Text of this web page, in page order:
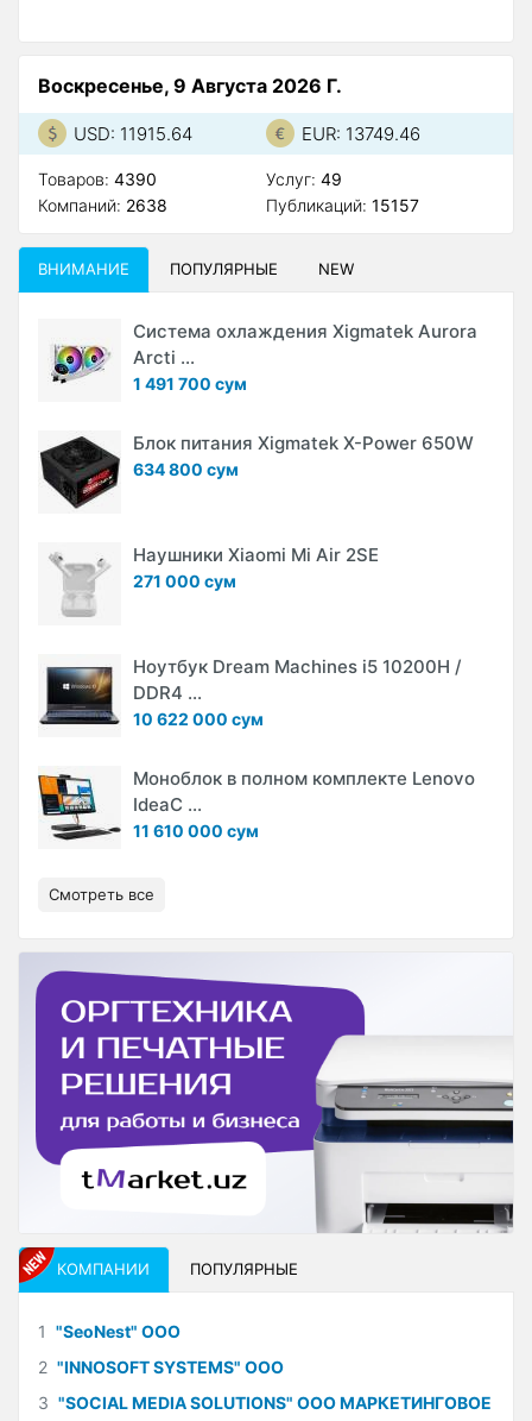
Воскресенье, 9 Августа 2026 Г.
USD: 11915.64 EUR: 13749.46
Товаров: 4390
Компаний: 2638
Услуг: 49
Публикаций: 15157
ВНИМАНИЕ ПОПУЛЯРНЫЕ NEW
Система охлаждения Xigmatek Aurora
Arcti ...
1 491 700 сум
Блок питания Xigmatek X-Power 650W
634 800 сум
Наушники Xiaomi Mi Air 2SE
271 000 сум
Ноутбук Dream Machines i5 10200H /
DDR4 ...
10 622 000 сум
Моноблок в полном комплекте Lenovo
IdeaC ...
11 610 000 сум
Смотреть все
КОМПАНИИ ПОПУЛЯРНЫЕ
1 "SeoNest" ООО
2 "INNOSOFT SYSTEMS" ООО
3 "SOCIAL MEDIA SOLUTIONS" ООО МАРКЕТИНГОВОЕ